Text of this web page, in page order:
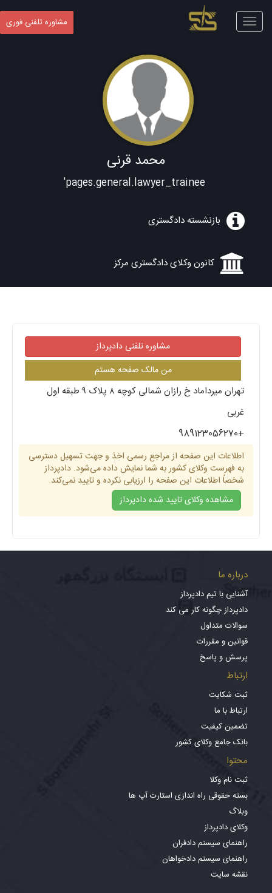
Toggle
navigation
مشاوره تلفنی فوری
محمد قرنی
pages.general.lawyer_trainee'
بازنشسته دادگستری
کانون وکلای دادگستری مرکز
مشاوره تلفنی دادپرداز
من مالک صفحه هستم
تهران میرداماد خ رازان شمالی کوچه ٨ پلاک ٩ طبقه اول
غربی
+989123056270
اطلاعات این صفحه از مراجع رسمی اخذ و جهت تسهیل دسترسی
به فهرست وکلای کشور به شما نمایش داده می‌شود. دادپرداز
شخصاً اطلاعات این صفحه را ارزیابی نکرده و تایید نمی‌کند.
مشاهده وکلای تایید شده دادپرداز
درباره ما
آشنایی با تیم دادپرداز
دادپرداز چگونه کار می کند
سوالات متداول
قوانین و مقررات
پرسش و پاسخ
ارتباط
ثبت شکایت
ارتباط با ما
تضمین کیفیت
بانک جامع وکلای کشور
محتوا
ثبت نام وکلا
بسته حقوقی راه اندازی استارت آپ ها
وبلاگ
وکلای دادپرداز
راهنمای سیستم دادفران
راهنمای سیستم دادخواهان
نقشه سایت